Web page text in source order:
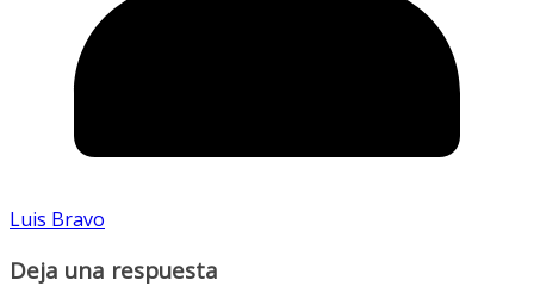
Luis Bravo
Deja una respuesta